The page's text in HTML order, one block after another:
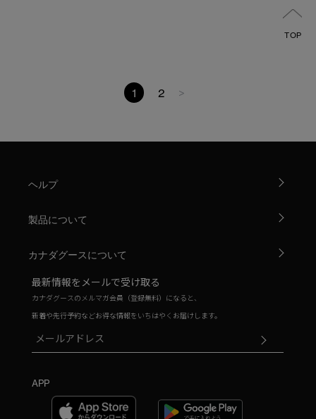
TOP
1 2 >
ヘルプ
製品について
カナダグースについて
最新情報をメールで受け取る
カナダグースのメルマガ会員（登録無料）になると、
新着や先行予約などお得な情報をいちはやくお届けします。
APP